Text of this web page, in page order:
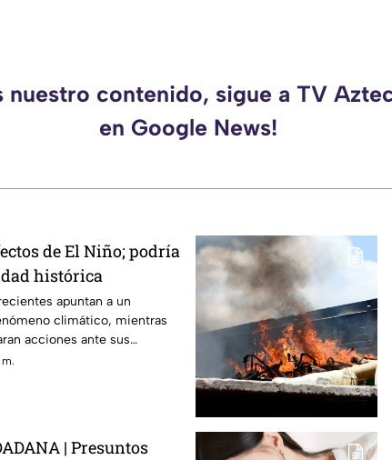
nuestro contenido, sigue a TV
en Google News!
de El Niño; podría
histórica
apuntan a un
climático, mientras
acciones ante sus
| Presuntos